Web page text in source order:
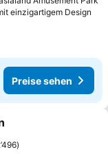
einzigartigem Design
Preise sehen
hinzufügen